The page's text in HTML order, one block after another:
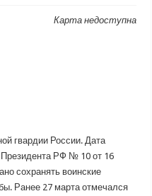
Карта недоступна
гвардии России. Дата
РФ № 10 от 16
сохранять воинские
Ранее 27 марта отмечался